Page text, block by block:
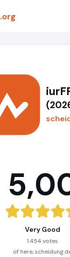
.org
Very Good
1.454 votes
of here,